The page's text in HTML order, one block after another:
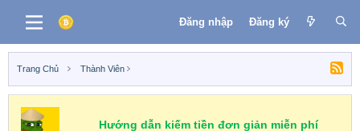
Đăng nhập Đăng ký
Trang Chủ Thành Viên
Hướng dẫn kiếm tiền đơn giản miễn phí